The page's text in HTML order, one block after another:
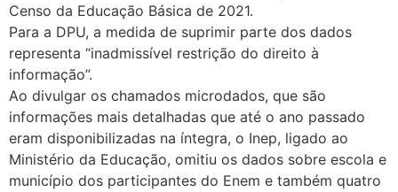
Censo da Educação Básica de 2021.
Para a DPU, a medida de suprimir parte dos dados
representa “inadmissível restrição do direito à
informação”.
Ao divulgar os chamados microdados, que são
informações mais detalhadas que até o ano passado
eram disponibilizadas na íntegra, o Inep, ligado ao
Ministério da Educação, omitiu os dados sobre escola e
município dos participantes do Enem e também quatro